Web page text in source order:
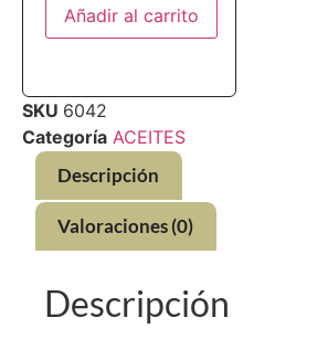
Añadir al carrito
SKU 6042
Categoría ACEITES
Descripción
Valoraciones (0)
Descripción